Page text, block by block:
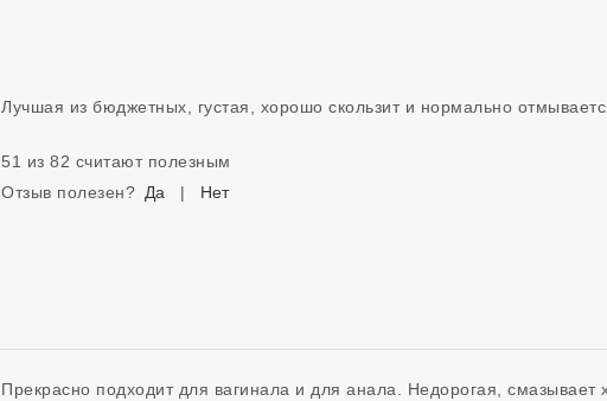
Лучшая из бюджетных, густая, хорошо скользит и нормально
51 из 82 считают полезным
Отзыв полезен? Да | Нет
Прекрасно подходит для вагинала и для анала. Недорогая,